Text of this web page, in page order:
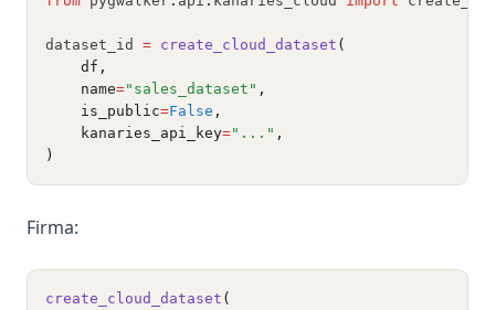
dataset_id = create_cloud_dataset (
    df,
    name
="sales_dataset" ,
    is_public
=False ,
    kanaries_api_key
="..." ,
)
Firma:
create_cloud_dataset (